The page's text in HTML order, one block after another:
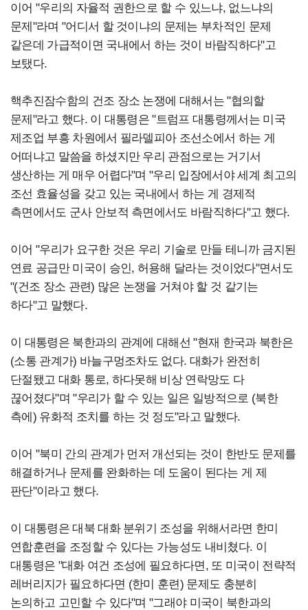
이어 "우리의 자율적 권한으로 할 수 있느냐, 없느냐의
문제"라며 "어디서 할 것이냐의 문제는 부차적인 문제
같은데 가급적이면 국내에서 하는 것이 바람직하다"고
보탰다.
핵추진잠수함의 건조 장소 논쟁에 대해서는 "협의할
문제"라고 했다. 이 대통령은 "트럼프 대통령께서는 미국
제조업 부흥 차원에서 필라델피아 조선소에서 하는 게
어떠냐고 말씀을 하셨지만 우리 관점으로는 거기서
생산하는 게 매우 어렵다"며 "우리 입장에서야 세계 최고의
조선 효율성을 갖고 있는 국내에서 하는 게 경제적
측면에서도 군사 안보적 측면에서도 바람직하다"고 했다.
이어 "우리가 요구한 것은 우리 기술로 만들 테니까 금지된
연료 공급만 미국이 승인, 허용해 달라는 것이었다"면서도
"(건조 장소 관련) 많은 논쟁을 거쳐야 할 것 같기는
하다"고 말했다.
이 대통령은 북한과의 관계에 대해선 "현재 한국과 북한은
(소통 관계가) 바늘구멍조차도 없다. 대화가 완전히
단절됐고 대화 통로, 하다못해 비상 연락망도 다
끊어졌다"며 "우리가 할 수 있는 일은 일방적으로 (북한
측에) 유화적 조치를 하는 것 정도"라고 말했다.
이어 "북미 간의 관계가 먼저 개선되는 것이 한반도 문제를
해결하거나 문제를 완화하는 데 도움이 된다는 게 제
판단"이라고 했다.
이 대통령은 대북 대화 분위기 조성을 위해서라면 한미
연합훈련을 조정할 수 있다는 가능성도 내비쳤다. 이
대통령은 "대화 여건 조성에 필요하다면, 또 미국이 전략적
레버리지가 필요하다면 (한미 훈련) 문제도 충분히
논의하고 고민할 수 있다"며 "그래야 미국이 북한과의